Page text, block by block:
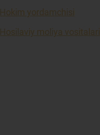
Hokim yordamchisi
Hosilaviy moliya vositalari